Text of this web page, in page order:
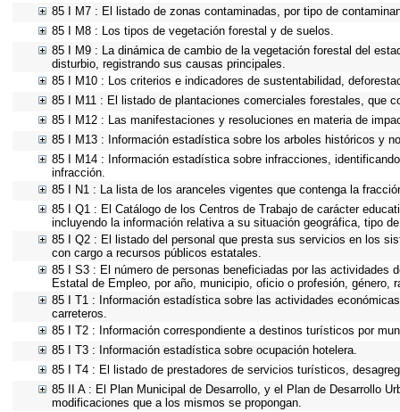
85 I M7 : El listado de zonas contaminadas, por tipo de
85 I M8 : Los tipos de vegetación forestal y de suelos.
85 I M9 : La dinámica de cambio de la vegetación forestal del
disturbio, registrando sus causas principales.
85 I M10 : Los criterios e indicadores de sustentabilidad,
85 I M11 : El listado de plantaciones comerciales forestales, que
85 I M12 : Las manifestaciones y resoluciones en materia de
85 I M13 : Información estadística sobre los arboles históricos y
85 I M14 : Información estadística sobre infracciones,
infracción.
85 I N1 : La lista de los aranceles vigentes que contenga la
85 I Q1 : El Catálogo de los Centros de Trabajo de carácter
incluyendo la información relativa a su situación geográfica, tipo
85 I Q2 : El listado del personal que presta sus servicios en los
con cargo a recursos públicos estatales.
85 I S3 : El número de personas beneficiadas por las actividades
Estatal de Empleo, por año, municipio, oficio o profesión,
85 I T1 : Información estadística sobre las actividades
carreteros.
85 I T2 : Información correspondiente a destinos turísticos por
85 I T3 : Información estadística sobre ocupación hotelera.
85 I T4 : El listado de prestadores de servicios turísticos,
85 II A : El Plan Municipal de Desarrollo, y el Plan de Desarrollo
modificaciones que a los mismos se propongan.